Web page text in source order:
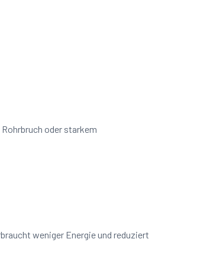
oder starkem
weniger Energie und reduziert